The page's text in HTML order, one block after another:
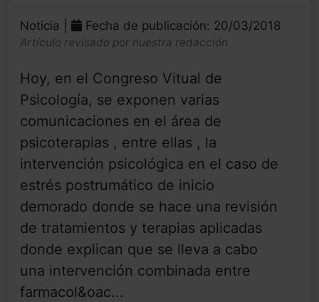
Noticia | Fecha de publicación: 20/03/2018
Artículo revisado por nuestra redacción
Hoy, en el Congreso Vitual de
Psicología, se exponen varias
comunicaciones en el área de
psicoterapias , entre ellas , la
intervención psicológica en el caso de
estrés postrumático de inicio
demorado donde se hace una revisión
de tratamientos y terapias aplicadas
donde explican que se lleva a cabo
una intervención combinada entre
farmacol&oac...